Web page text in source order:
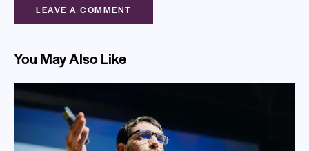
You May Also Like